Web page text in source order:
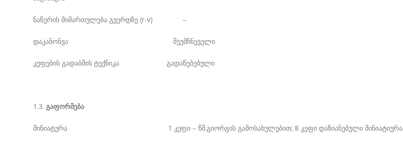
ნაწერის მიმართულება გვერდზე (r-v) –
დაკანონვა შეუმჩნეველი
კეფების გადაბმის ტექნიკა გადაწებებული
1.3. გაფორმება
მინიატურა 1 კეფი – წმ.გიორგის გამოსახულებით; 8 კეფი დაზიანებული მინიატიურა